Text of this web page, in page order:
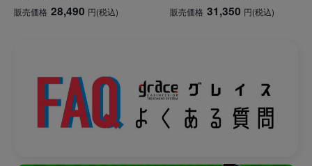
販売価格 28,490 円(税込)
販売価格 31,350 円(税込)